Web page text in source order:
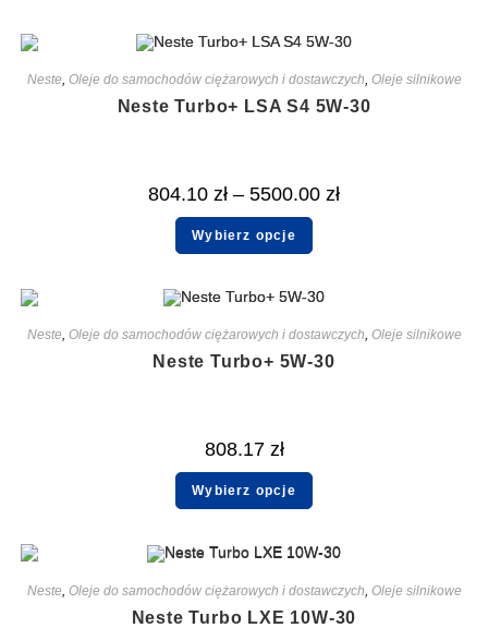
Neste, Oleje do samochodów ciężarowych i dostawczych, Oleje silnikowe
Neste Turbo+ LSA S4 5W-30
804.10 zł – 5500.00 zł
Wybierz opcje
Neste, Oleje do samochodów ciężarowych i dostawczych, Oleje silnikowe
Neste Turbo+ 5W-30
808.17 zł
Wybierz opcje
Neste Oleje do samochodów ciężarowych i dostawczych Oleje silnikowe
Neste Turbo LXE 10W-30